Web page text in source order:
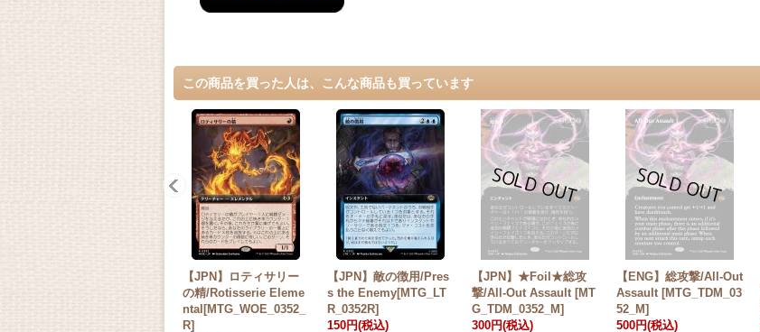
この商品を買った人は、こんな商品も買っています
【JPN】ロティサリー
の精/Rotisserie Eleme
ntal[MTG_WOE_0352_
R]
【JPN】敵の徴用/Pres
s the Enemy[MTG_LT
R_0352R]
150円(税込)
【JPN】★Foil★総攻
撃/All-Out Assault [MT
G_TDM_0352_M]
300円(税込)
【ENG】総攻撃/All-Out
Assault [MTG_TDM_03
52_M]
500円(税込)